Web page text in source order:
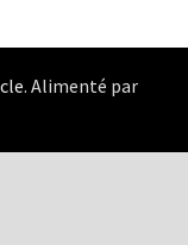
. Alimenté par